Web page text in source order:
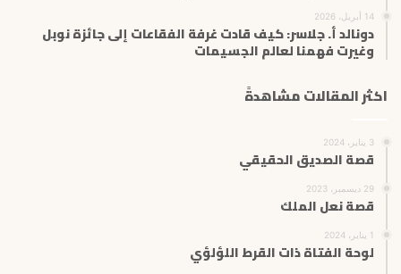
14 أبريل، 2026
دونالد أ. جلاسر: كيف قادت غرفة الفقاعات إلى جائزة نوبل
وغيرت فهمنا لعالم الجسيمات
اكثر المقالات مشاهدةً
3 يناير، 2024
قصة الصديق الحقيقي
29 ديسمبر، 2023
قصة نعل الملك
1 يناير، 2024
لوحة الفتاة ذات القرط اللؤلؤي